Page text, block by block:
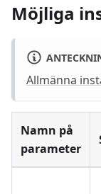
Möjliga
Allmänna
Namn på
parameter